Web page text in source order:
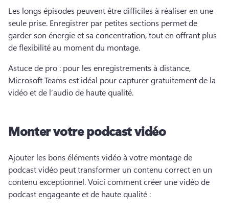
Les longs épisodes peuvent être difficiles à réaliser en une
seule prise. Enregistrer par petites sections permet de
garder son énergie et sa concentration, tout en offrant plus
de flexibilité au moment du montage.
Astuce de pro : pour les enregistrements à distance,
Microsoft Teams est idéal pour capturer gratuitement de la
vidéo et de l’audio de haute qualité.
Monter votre podcast vidéo
Ajouter les bons éléments vidéo à votre montage de
podcast vidéo peut transformer un contenu correct en un
contenu exceptionnel. Voici comment créer une vidéo de
podcast engageante et de haute qualité :